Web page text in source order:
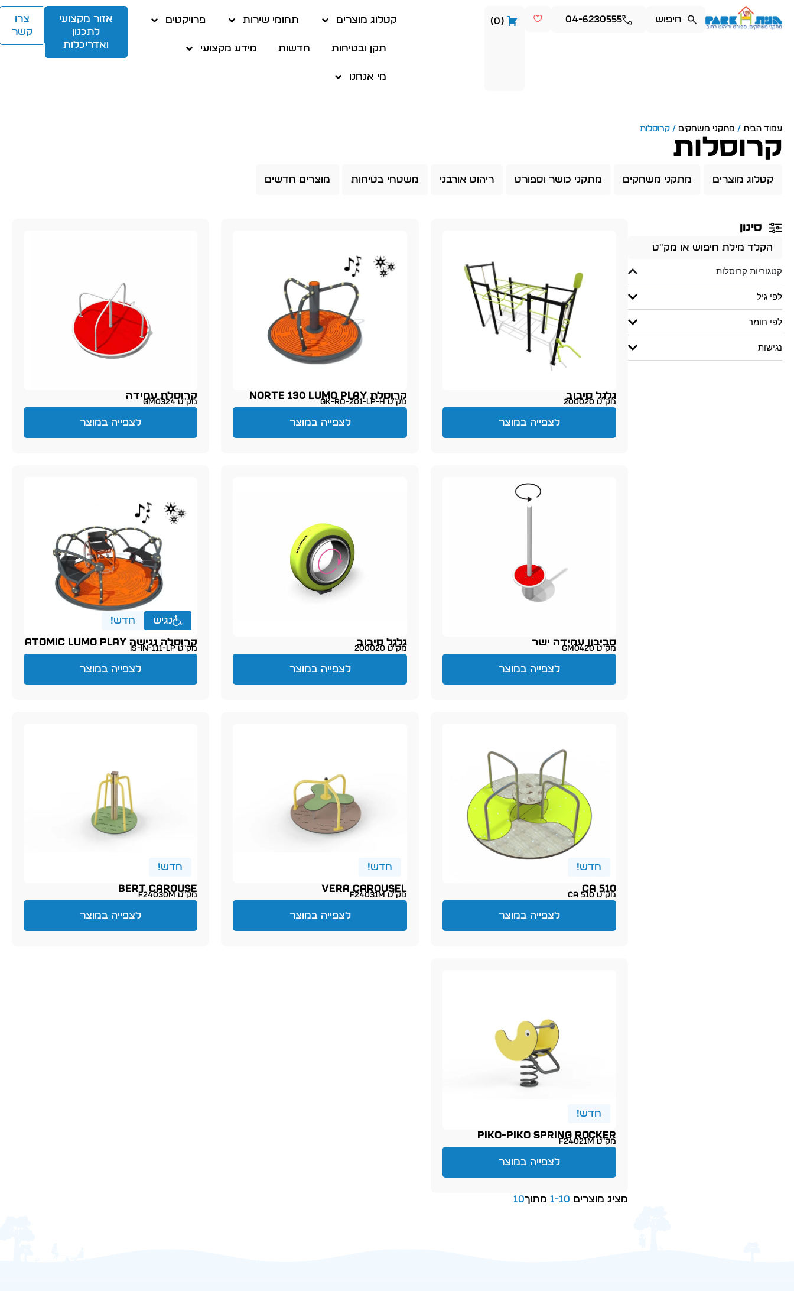
04-6230555
0 קטלוג מוצרים תחומי שירות פרויקטים
תקן ובטיחות חדשות מידע מקצועי
מי אנחנו
אזור מקצועי
לתכנון
ואדריכלות
צרו
קשר
עמוד הבית / מתקני משחקים / קרוסלות
קרוסלות
קטלוג מוצרים מתקני משחקים מתקני כושר וספורט ריהוט אורבני משטחי בטיחות מוצרים חדשים
סינון
קטגוריות קרוסלות
לפי גיל
לפי חומר
נגישות
גלגל סיבוב
מק״ט 200020
לצפייה במוצר
קרוסלת Norte 130 LUMO PLAY
מק״ט GK-RO-201-LP-H
לצפייה במוצר
קרוסלת עמידה
מק״ט GM0324
לצפייה במוצר
סביבון עמידה ישר
מק״ט GM0420
לצפייה במוצר
גלגל סיבוב
מק״ט 200020
לצפייה במוצר
נגיש חדש!
קרוסלה נגישה ATOMIC LUMO PLAY
מק״ט IS-IN-111-LP
לצפייה במוצר
חדש!
CA 510
מק״ט CA 510
לצפייה במוצר
חדש!
VERA CAROUSEL
מק״ט F24031M
לצפייה במוצר
חדש!
BERT CAROUSE
מק״ט F24030M
לצפייה במוצר
חדש!
PIKO-PIKO SPRING ROCKER
מק״ט F24021M
לצפייה במוצר
מציג מוצרים 1-10 מתוך10